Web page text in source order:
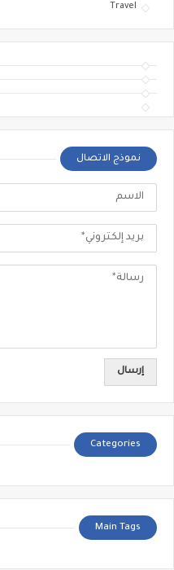
Travel
نموذج الاتصال
Categories
Main Tags